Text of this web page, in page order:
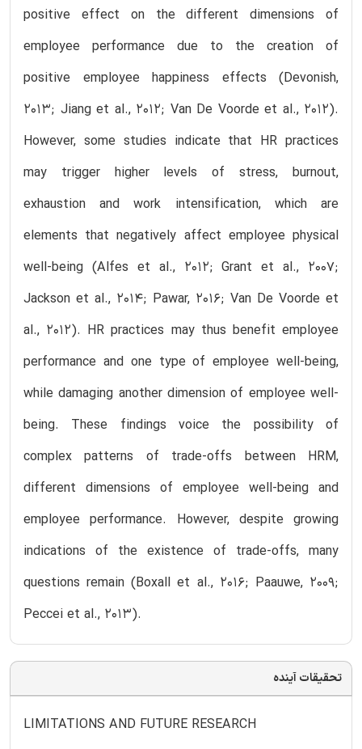
positive effect on the different dimensions of
employee performance due to the creation of
positive employee happiness effects (Devonish,
2013; Jiang et al., 2012; Van De Voorde et al., 2012).
However, some studies indicate that HR practices
may trigger higher levels of stress, burnout,
exhaustion and work intensification, which are
elements that negatively affect employee physical
well-being (Alfes et al., 2012; Grant et al., 2007;
Jackson et al., 2014; Pawar, 2016; Van De Voorde et
al., 2012). HR practices may thus benefit employee
performance and one type of employee well-being,
while damaging another dimension of employee well-
being. These findings voice the possibility of
complex patterns of trade-offs between HRM,
different dimensions of employee well-being and
employee performance. However, despite growing
indications of the existence of trade-offs, many
questions remain (Boxall et al., 2016; Paauwe, 2009;
Peccei et al., 2013).
تحقیقات آینده
LIMITATIONS AND FUTURE RESEARCH